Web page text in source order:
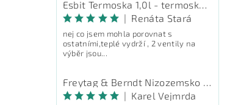
| Renáta Stará
nej co jsem mohla porovnat s
ostatními,teplé vydrží , 2 ventily na
výběr jsou...
| Karel Vejmrda